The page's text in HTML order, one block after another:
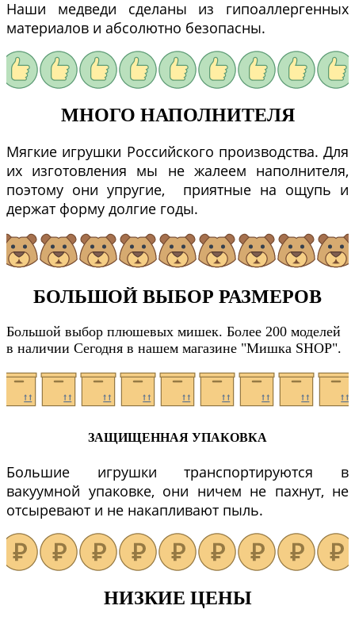
Наши медведи сделаны из гипоаллергенных
материалов и абсолютно безопасны.
МНОГО НАПОЛНИТЕЛЯ
Мягкие игрушки Российского производства. Для
их изготовления мы не жалеем наполнителя,
поэтому они упругие, приятные на ощупь и
держат форму долгие годы.
БОЛЬШОЙ ВЫБОР РАЗМЕРОВ
Большой выбор плюшевых мишек. Более 200 моделей
в наличии Сегодня в нашем магазине "Мишка SHOP".
ЗАЩИЩЕННАЯ УПАКОВКА
Большие игрушки транспортируются в
вакуумной упаковке, они ничем не пахнут, не
отсыревают и не накапливают пыль.
НИЗКИЕ ЦЕНЫ